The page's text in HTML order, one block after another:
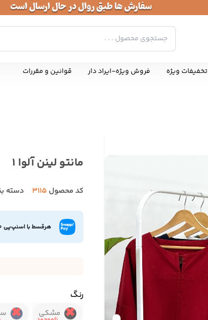
تخفیفات ویژه فروش ویژه-ایراد دار قوانین و مقررات
مانتو لینن آلوا 1
کد محصول 3115 دسته
هرقسط با اسنپ‌پی 99,750 تومان
رنگ
مشکی